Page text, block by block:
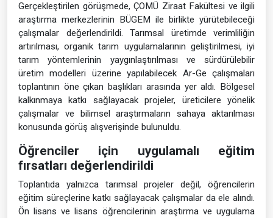
Gerçekleştirilen görüşmede, ÇOMÜ Ziraat Fakültesi ve ilgili
araştırma merkezlerinin BÜGEM ile birlikte yürütebileceği
çalışmalar değerlendirildi. Tarımsal üretimde verimliliğin
artırılması, organik tarım uygulamalarının geliştirilmesi, iyi
tarım yöntemlerinin yaygınlaştırılması ve sürdürülebilir
üretim modelleri üzerine yapılabilecek Ar-Ge çalışmaları
toplantının öne çıkan başlıkları arasında yer aldı. Bölgesel
kalkınmaya katkı sağlayacak projeler, üreticilere yönelik
çalışmalar ve bilimsel araştırmaların sahaya aktarılması
konusunda görüş alışverişinde bulunuldu.
Öğrenciler için uygulamalı eğitim
fırsatları değerlendirildi
Toplantıda yalnızca tarımsal projeler değil, öğrencilerin
eğitim süreçlerine katkı sağlayacak çalışmalar da ele alındı.
Ön lisans ve lisans öğrencilerinin araştırma ve uygulama